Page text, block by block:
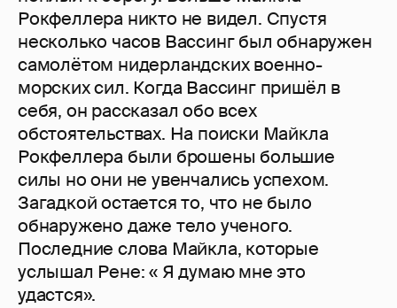
Рокфеллера никто не видел. Спустя
несколько часов Вассинг был обнаружен
самолётом нидерландских военно-
морских сил. Когда Вассинг пришёл в
себя, он рассказал обо всех
обстоятельствах. На поиски Майкла
Рокфеллера были брошены большие
силы но они не увенчались успехом.
Загадкой остается то, что не было
обнаружено даже тело ученого.
Последние слова Майкла, которые
услышал Рене: « Я думаю мне это
удастся».